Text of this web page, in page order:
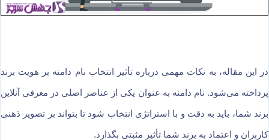
در این مقاله، به نکات مهمی درباره تأثیر انتخاب نام دامنه بر هویت برند
پرداخته می‌شود. نام دامنه به عنوان یکی از عناصر اصلی در معرفی آنلاین
برند شما، باید به دقت و با استراتژی انتخاب شود تا بتواند بر تصویر ذهنی
کاربران و اعتماد به برند شما تأثیر مثبتی بگذارد.